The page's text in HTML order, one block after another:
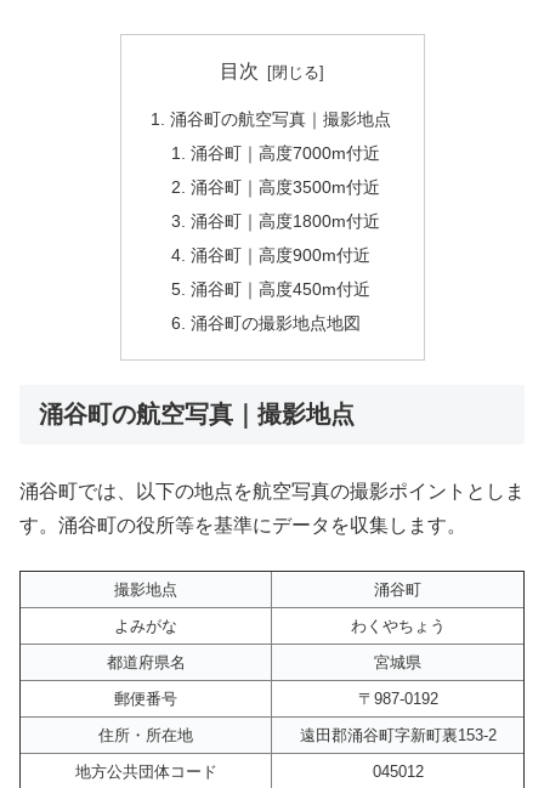
目次
涌谷町の航空写真｜撮影地点
涌谷町｜高度7000m付近
涌谷町｜高度3500m付近
涌谷町｜高度1800m付近
涌谷町｜高度900m付近
涌谷町｜高度450m付近
涌谷町の撮影地点地図
涌谷町の航空写真｜撮影地点
涌谷町では、以下の地点を航空写真の撮影ポイントとしま
す。涌谷町の役所等を基準にデータを収集します。
撮影地点
涌谷町
よみがな
わくやちょう
都道府県名
宮城県
郵便番号
〒987-0192
住所・所在地
遠田郡涌谷町字新町裏153-2
地方公共団体コード
045012